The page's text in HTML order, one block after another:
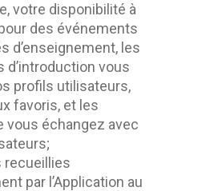
votre disponibilité à
des événements
d’enseignement, les
d’introduction vous
profils utilisateurs,
favoris, et les
vous échangez avec
recueillies
par l’Application au